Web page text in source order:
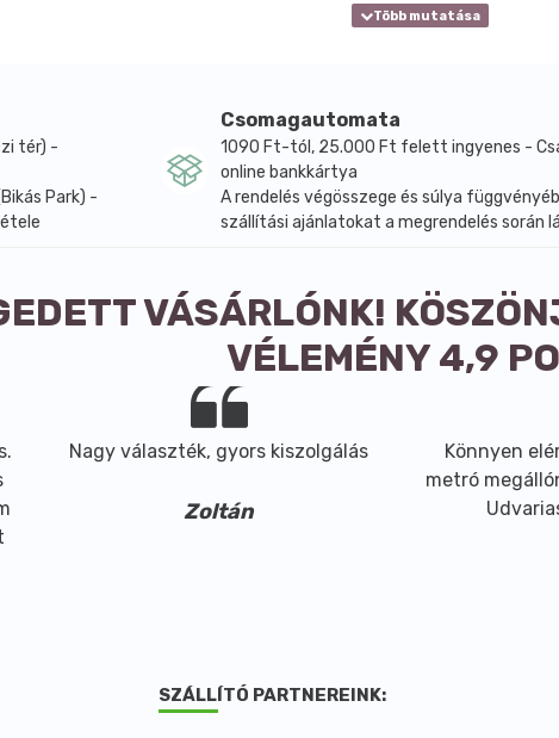
tér) -
Park) -
Csomagautomata
1090 Ft-tól, 25.000 Ft felett ingyenes -
online bankkártya
A rendelés végösszege és súlya
szállítási ajánlatokat a megrendelés során
VÁSÁRLÓNK!
VÉLEMÉNY 4,9
Nagy választék, gyors kiszolgálás
Zoltán
Könnyen
metró
SZÁLLÍTÓ PARTNEREINK: